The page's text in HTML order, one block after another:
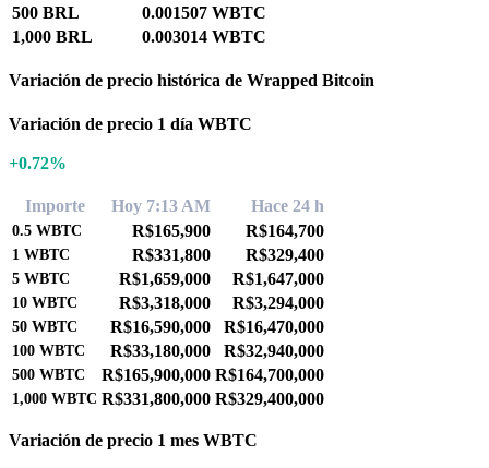
500 BRL
0.001507 WBTC
1,000 BRL
0.003014 WBTC
Variación de precio histórica de Wrapped Bitcoin
Variación de precio 1 día WBTC
+0.72%
Importe Hoy 7:13 AM Hace 24 h
0.5 WBTC R$165,900 R$164,700
1 WBTC R$331,800 R$329,400
5 WBTC R$1,659,000 R$1,647,000
10 WBTC R$3,318,000 R$3,294,000
50 WBTC R$16,590,000 R$16,470,000
100 WBTC R$33,180,000 R$32,940,000
500 WBTC R$165,900,000 R$164,700,000
1,000 WBTC R$331,800,000 R$329,400,000
Variación de precio 1 mes WBTC